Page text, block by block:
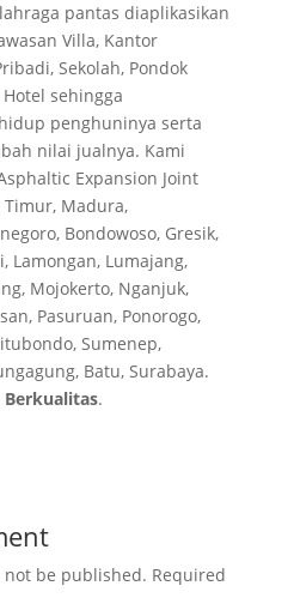
pantas diaplikasikan
Villa, Kantor
Sekolah, Pondok
sehingga
penghuninya serta
nilai jualnya. Kami
Expansion Joint
Timur, Madura,
Bondowoso, Gresik,
Lamongan, Lumajang,
Mojokerto, Nganjuk,
Pasuruan, Ponorogo,
Sumenep,
Batu, Surabaya.
Berkualitas.
be published. Required